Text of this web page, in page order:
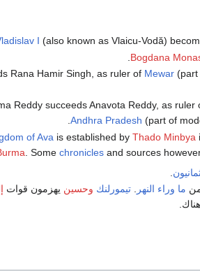
I (also known as Vlaicu-Vodă)
Bogdana
Rana Hamir Singh, as ruler of Mewar(part
Reddy succeeds Anavota Reddy, as ruler
Andhra Pradesh (part of
of Ava is established by Thado Minbya
. Some chroniclesand sources
ما وراء النهر .تيمورلنك وحسين يهزمون قوات